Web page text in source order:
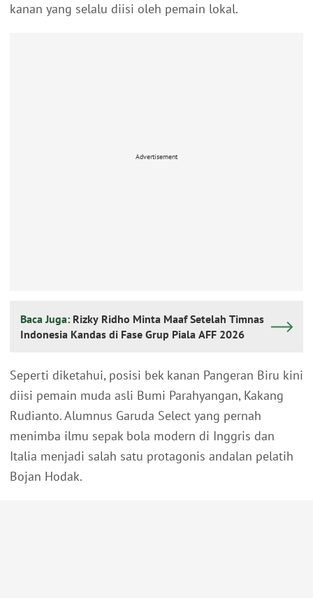
kanan yang selalu diisi oleh pemain lokal.
Advertisement
Baca Juga: Rizky Ridho Minta Maaf Setelah Timnas
Indonesia Kandas di Fase Grup Piala AFF 2026
Seperti diketahui, posisi bek kanan Pangeran Biru kini
diisi pemain muda asli Bumi Parahyangan, Kakang
Rudianto. Alumnus Garuda Select yang pernah
menimba ilmu sepak bola modern di Inggris dan
Italia menjadi salah satu protagonis andalan pelatih
Bojan Hodak.